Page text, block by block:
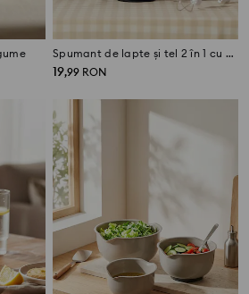
Spumant de lapte și tel 2 în 1 cu USB
19,99 RON